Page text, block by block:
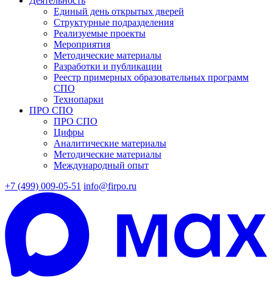
Единый день открытых дверей
Структурные подразделения
Реализуемые проекты
Мероприятия
Методические материалы
Разработки и публикации
Реестр примерных образовательных программ
СПО
Технопарки
ПРО СПО
ПРО СПО
Цифры
Аналитические материалы
Методические материалы
Международный опыт
+7 (499) 009-05-51 info@firpo.ru